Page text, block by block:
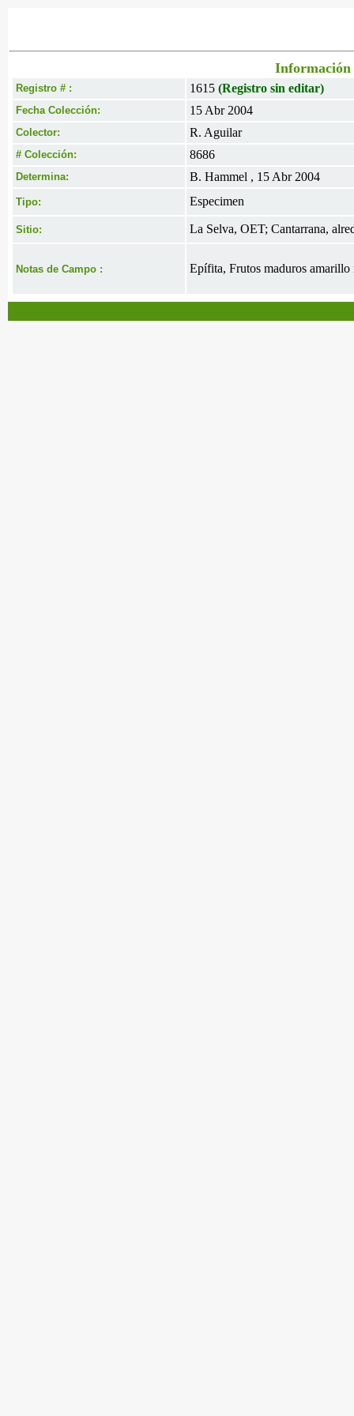
Información
Registro # : 1615 (Registro sin editar)
Fecha Colección: 15 Abr 2004
Colector: R. Aguilar
# Colección: 8686
Determina: B. Hammel , 15 Abr 2004
Tipo: Especimen
Sitio: La Selva, OET; Cantarrana,
Notas de Campo : Epífita, Frutos maduros amarillo